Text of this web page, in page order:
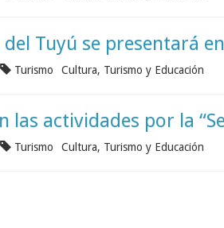
Tuyú se presentará
Turismo Cultura, Turismo y Educación
las actividades por la
Turismo Cultura, Turismo y Educación